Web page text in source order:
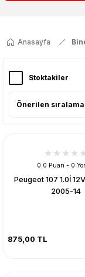
Anasayfa
Stoktakiler
0.0 Puan - 0
Peugeot 107 1.0İ
2005-14
875,00 TL